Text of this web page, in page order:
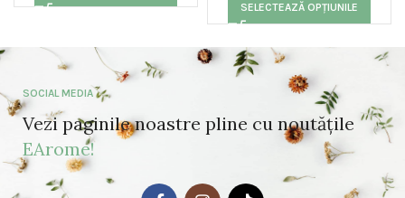
SELECTEAZĂ OPȚIUNILE
SOCIAL MEDIA
Vezi paginile noastre pline cu noutățile
EArome!